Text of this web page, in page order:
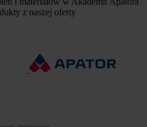
z naszej oferty